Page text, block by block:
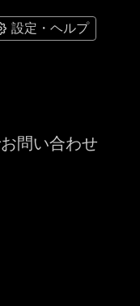
設定・ヘルプ
問い合わせ